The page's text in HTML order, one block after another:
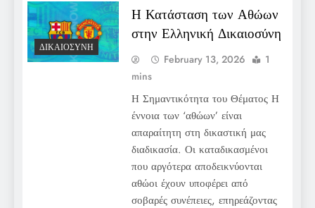
ΔΙΚΑΙΟΣΎΝΗ
Η Κατάσταση των Αθώων
στην Ελληνική Δικαιοσύνη
February 13, 2026
1
mins
Η Σημαντικότητα του Θέματος Η
έννοια των ‘αθώων’ είναι
απαραίτητη στη δικαστική μας
διαδικασία. Οι καταδικασμένοι
που αργότερα αποδεικνύονται
αθώοι έχουν υποφέρει από
σοβαρές συνέπειες, επηρεάζοντας